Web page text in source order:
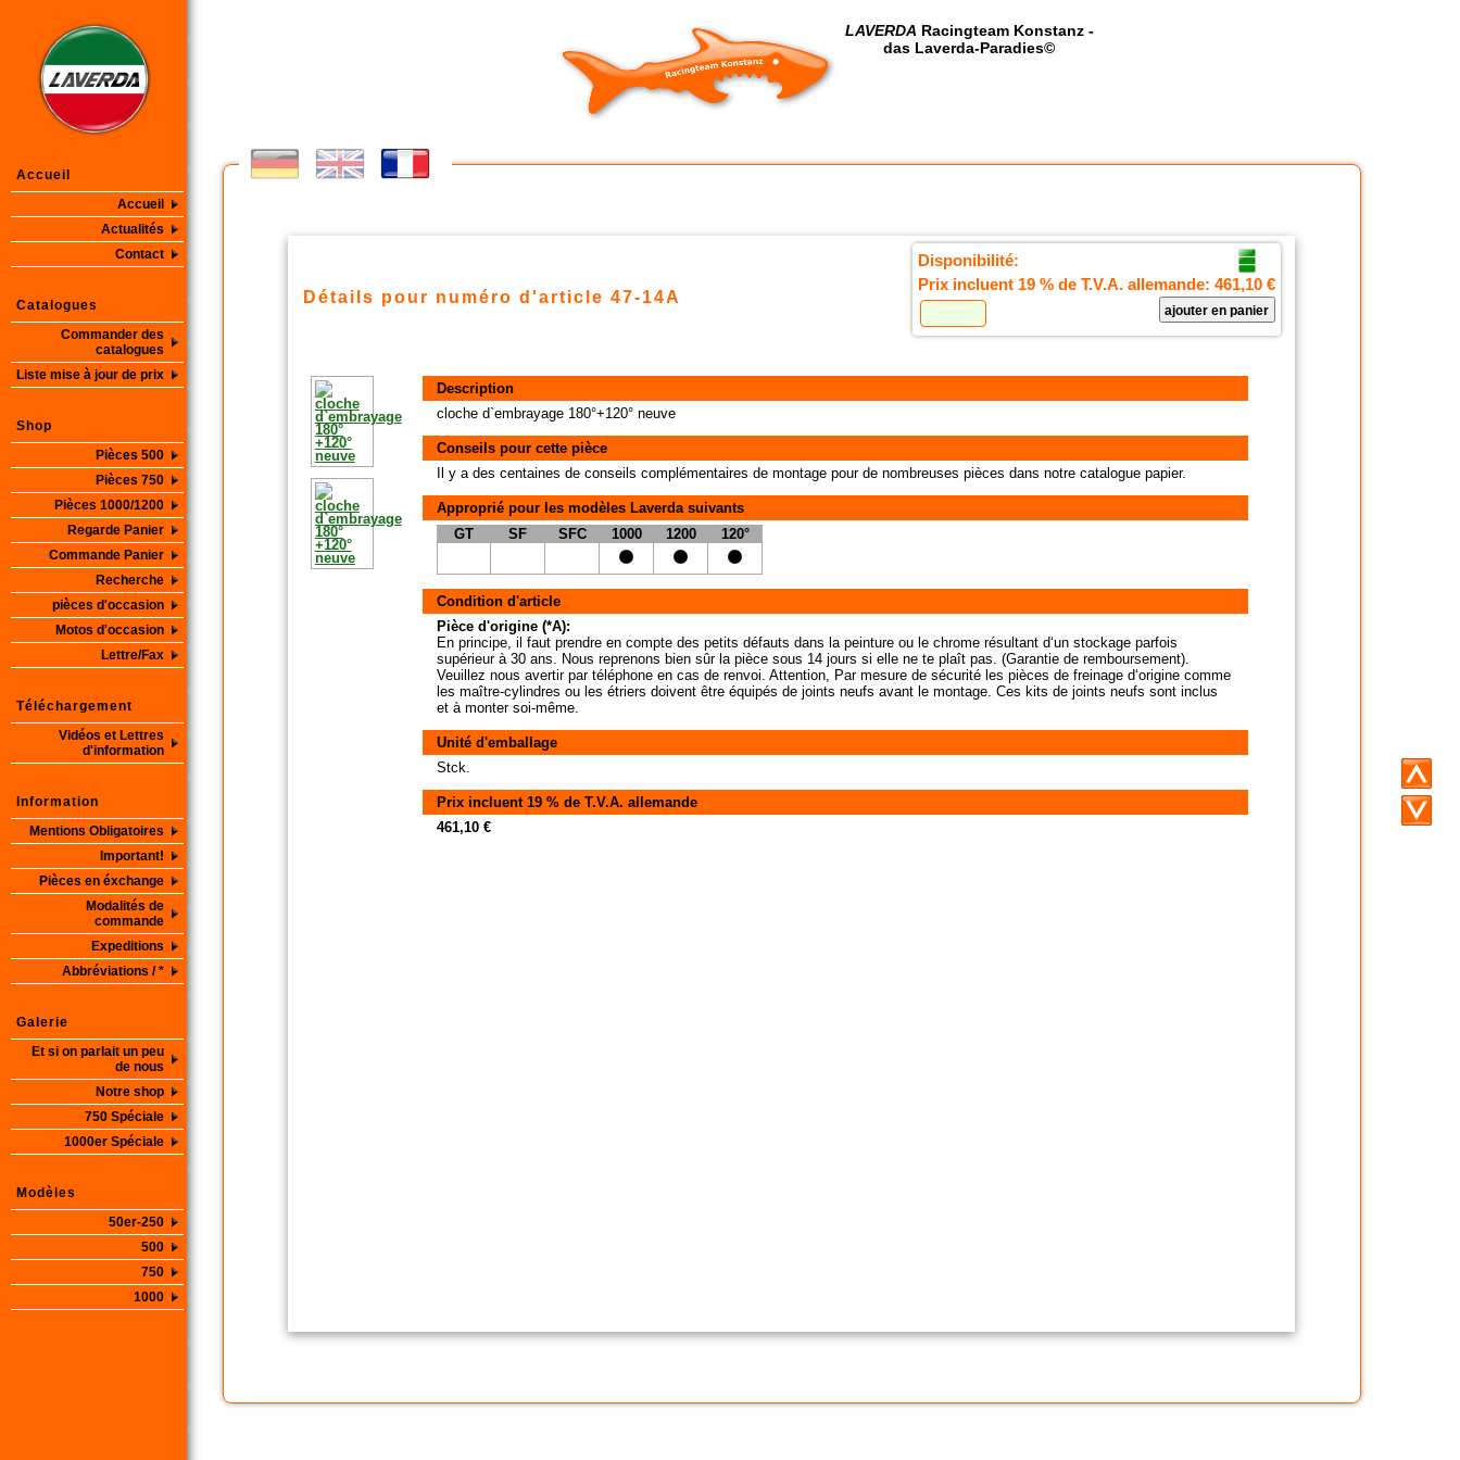
Accueil
Accueil
Actualités
Contact
Catalogues
Commander des
catalogues
Liste mise à jour de prix
Shop
Pièces 500
Pièces 750
Pièces 1000/1200
Regarde Panier
Commande Panier
Recherche
pièces d'occasion
Motos d'occasion
Lettre/Fax
Téléchargement
Vidéos et Lettres
d'information
Information
Mentions Obligatoires
Important!
Pièces en éxchange
Modalités de
commande
Expeditions
Abbréviations / *
Galerie
Et si on parlait un peu
de nous
Notre shop
750 Spéciale
1000er Spéciale
Modèles
50er-250
500
750
1000
LAVERDA Racingteam Konstanz -
das Laverda-Paradies©
Disponibilité:
Prix incluent 19 % de T.V.A. allemande: 461,10 €
Détails pour numéro d'article 47-14A
Description
cloche d`embrayage 180°+120° neuve
Conseils pour cette pièce
Il y a des centaines de conseils complémentaires de montage pour de nombreuses pièces dans notre catalogue papier.
Approprié pour les modèles Laverda suivants
GT
SF SFC 1000 1200 120°
Condition d'article
Pièce d'origine (*A):
En principe, il faut prendre en compte des petits défauts dans la peinture ou le chrome résultant d‘un stockage parfois
supérieur à 30 ans. Nous reprenons bien sûr la pièce sous 14 jours si elle ne te plaît pas. (Garantie de remboursement).
Veuillez nous avertir par téléphone en cas de renvoi. Attention, Par mesure de sécurité les pièces de freinage d‘origine comme
les maître-cylindres ou les étriers doivent être équipés de joints neufs avant le montage. Ces kits de joints neufs sont inclus
et à monter soi-même.
Unité d'emballage
Stck.
Prix incluent 19 % de T.V.A. allemande
461,10 €